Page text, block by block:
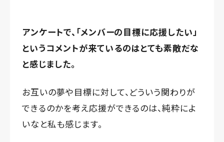
アンケートで、「メンバーの目標に応援したい」
というコメントが来ているのはとても素敵だな
と感じました。
お互いの夢や目標に対して、どういう関わりが
できるのかを考え応援ができるのは、純粋によ
いなと私も感じます。